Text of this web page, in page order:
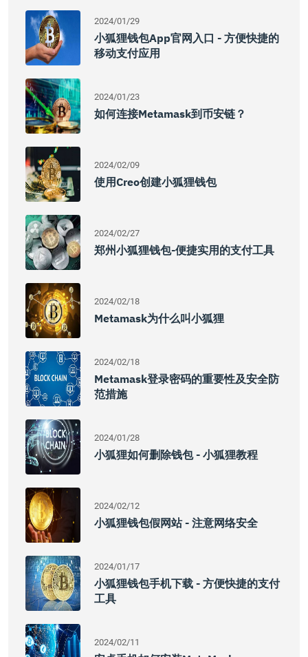
2024/01/29
小狐狸钱包app官网入口 - 方便快捷的
移动支付应用
2024/01/23
如何连接Metamask到币安链？
2024/02/09
使用creo创建小狐狸钱包
2024/02/27
郑州小狐狸钱包-便捷实用的支付工具
2024/02/18
Metamask为什么叫小狐狸
2024/02/18
Metamask登录密码的重要性及安全防
范措施
2024/01/28
小狐狸如何删除钱包 - 小狐狸教程
2024/02/12
小狐狸钱包假网站 - 注意网络安全
2024/01/17
小狐狸钱包手机下载 - 方便快捷的支付
工具
2024/02/11